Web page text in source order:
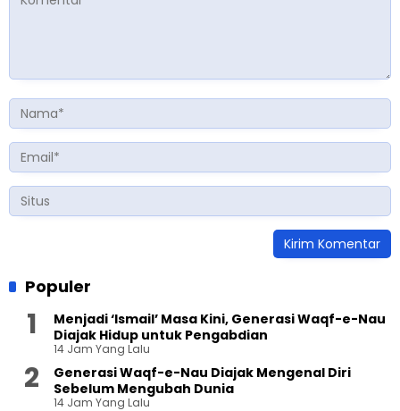
Populer
Menjadi ‘Ismail’ Masa Kini, Generasi Waqf-e-Nau
Diajak Hidup untuk Pengabdian
14 Jam Yang Lalu
Generasi Waqf-e-Nau Diajak Mengenal Diri
Sebelum Mengubah Dunia
14 Jam Yang Lalu